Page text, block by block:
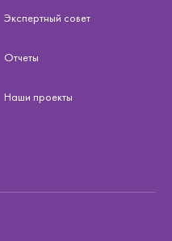
Экспертный совет
Отчеты
Наши проекты